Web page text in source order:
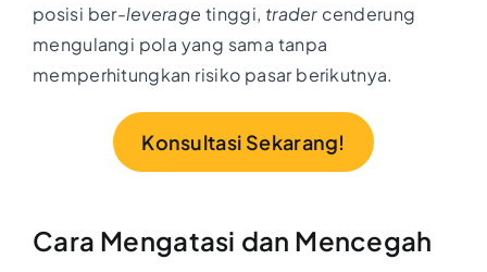
posisi ber-leverage tinggi, tradercenderung
mengulangi pola yang sama tanpa
memperhitungkan risiko pasar berikutnya.
Konsultasi Sekarang!
Cara Mengatasi dan Mencegah